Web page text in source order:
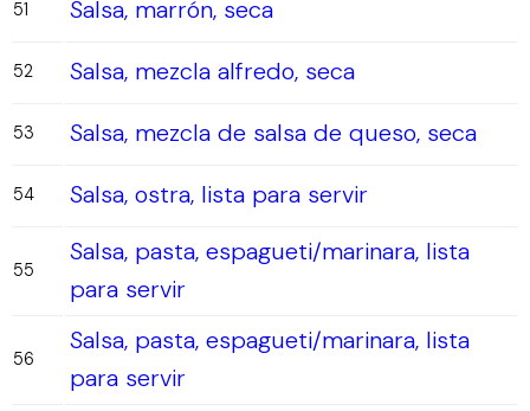
51 Salsa, marrón, seca
52 Salsa, mezcla alfredo, seca
53 Salsa, mezcla de salsa de queso, seca
54 Salsa, ostra, lista para servir
55
Salsa, pasta, espagueti/marinara, lista
para servir
56
Salsa, pasta, espagueti/marinara, lista
para servir